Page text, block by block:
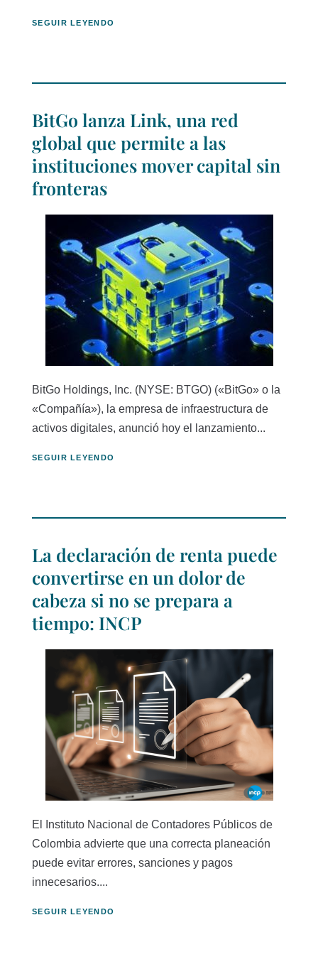
SEGUIR LEYENDO
BitGo lanza Link, una red
global que permite a las
instituciones mover capital sin
fronteras
BitGo Holdings, Inc. (NYSE: BTGO) («BitGo» o la
«Compañía»), la empresa de infraestructura de
activos digitales, anunció hoy el lanzamiento...
SEGUIR LEYENDO
La declaración de renta puede
convertirse en un dolor de
cabeza si no se prepara a
tiempo: INCP
El Instituto Nacional de Contadores Públicos de
Colombia advierte que una correcta planeación
puede evitar errores, sanciones y pagos
innecesarios....
SEGUIR LEYENDO